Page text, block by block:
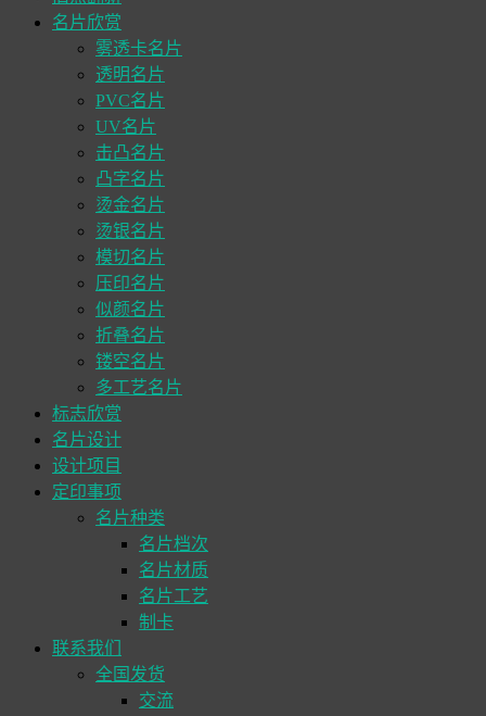
名片欣赏
雾透卡名片
透明名片
PVC名片
UV名片
击凸名片
凸字名片
烫金名片
烫银名片
模切名片
压印名片
似颜名片
折叠名片
镂空名片
多工艺名片
标志欣赏
名片设计
设计项目
定印事项
名片种类
名片档次
名片材质
名片工艺
制卡
联系我们
全国发货
交流